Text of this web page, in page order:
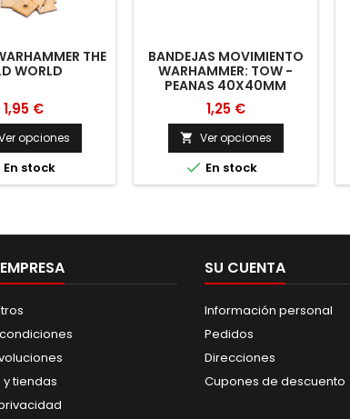
THE
WORLD
1,95 €
opciones
En stock
BANDEJAS MOVIMIENTO
WARHAMMER: TOW -
PEANAS 40X40MM
1,25 €
 Ver opciones
 En stock
y tiendas
SU CUENTA
Información personal
Pedidos
Direcciones
Cupones de descuento